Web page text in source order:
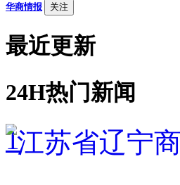
华商情报 关注
最近更新
24H热门新闻
1